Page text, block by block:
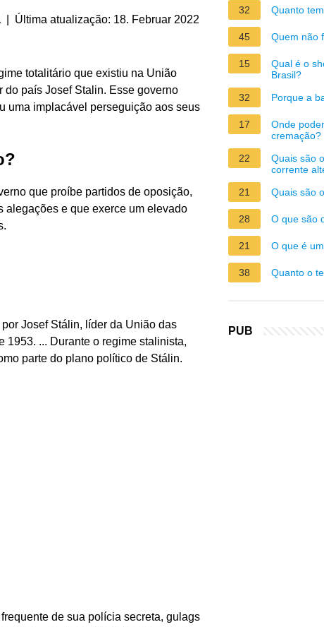
| Última atualização: 18. Februar 2022
totalitário que existiu na União
do país Josef Stalin. Esse governo
uma implacável perseguição aos seus
que proíbe partidos de oposição,
alegações e que exerce um elevado
Josef Stálin, líder da União das
... Durante o regime stalinista,
parte do plano político de Stálin.
de sua polícia secreta, gulags
32 Quanto
45 Quem não
15
Qual é o
Brasil?
32
Porque a
17
Onde
cremação?
22
Quais são
corrente
21
Quais são
28 O que são
21 O que é
38 Quanto o
PUB